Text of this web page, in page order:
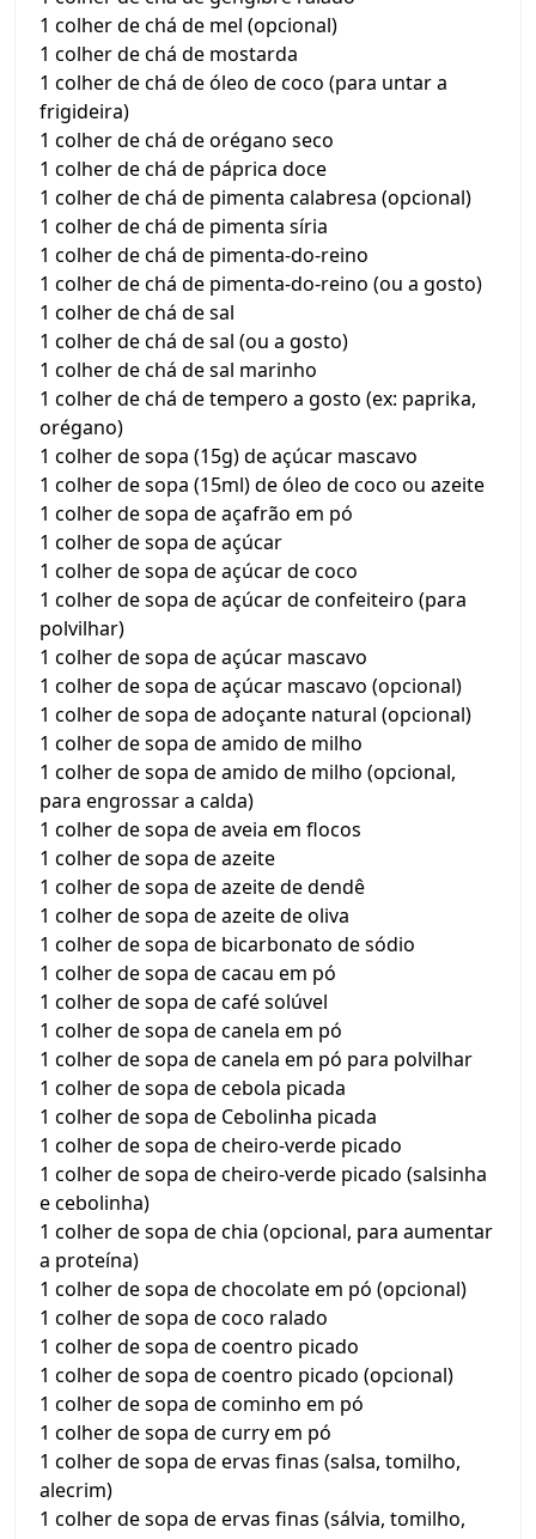
1 colher de chá de mel (opcional)
1 colher de chá de mostarda
1 colher de chá de óleo de coco (para untar a
frigideira)
1 colher de chá de orégano seco
1 colher de chá de páprica doce
1 colher de chá de pimenta calabresa (opcional)
1 colher de chá de pimenta síria
1 colher de chá de pimenta-do-reino
1 colher de chá de pimenta-do-reino (ou a gosto)
1 colher de chá de sal
1 colher de chá de sal (ou a gosto)
1 colher de chá de sal marinho
1 colher de chá de tempero a gosto (ex: paprika,
orégano)
1 colher de sopa (15g) de açúcar mascavo
1 colher de sopa (15ml) de óleo de coco ou azeite
1 colher de sopa de açafrão em pó
1 colher de sopa de açúcar
1 colher de sopa de açúcar de coco
1 colher de sopa de açúcar de confeiteiro (para
polvilhar)
1 colher de sopa de açúcar mascavo
1 colher de sopa de açúcar mascavo (opcional)
1 colher de sopa de adoçante natural (opcional)
1 colher de sopa de amido de milho
1 colher de sopa de amido de milho (opcional,
para engrossar a calda)
1 colher de sopa de aveia em flocos
1 colher de sopa de azeite
1 colher de sopa de azeite de dendê
1 colher de sopa de azeite de oliva
1 colher de sopa de bicarbonato de sódio
1 colher de sopa de cacau em pó
1 colher de sopa de café solúvel
1 colher de sopa de canela em pó
1 colher de sopa de canela em pó para polvilhar
1 colher de sopa de cebola picada
1 colher de sopa de Cebolinha picada
1 colher de sopa de cheiro-verde picado
1 colher de sopa de cheiro-verde picado (salsinha
e cebolinha)
1 colher de sopa de chia (opcional, para aumentar
a proteína)
1 colher de sopa de chocolate em pó (opcional)
1 colher de sopa de coco ralado
1 colher de sopa de coentro picado
1 colher de sopa de coentro picado (opcional)
1 colher de sopa de cominho em pó
1 colher de sopa de curry em pó
1 colher de sopa de ervas finas (salsa, tomilho,
alecrim)
1 colher de sopa de ervas finas (sálvia, tomilho,